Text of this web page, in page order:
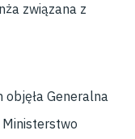
związana z
Generalna